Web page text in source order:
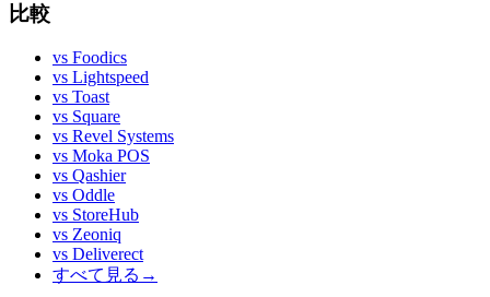
比較
vs Foodics
vs Lightspeed
vs Toast
vs Square
vs Revel Systems
vs Moka POS
vs Qashier
vs Oddle
vs StoreHub
vs Zeoniq
vs Deliverect
すべて見る →